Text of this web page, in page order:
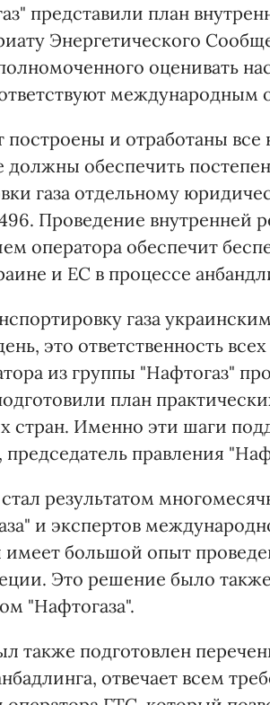
представили план
Энергетического
оценивать
международным
построены и отработаны
должны обеспечить
газа отдельному
Проведение внутренней
оператора обеспечит
и ЕС в процессе
газа
это ответственность
из группы "Нафтогаз"
план
стран. Именно эти шаги
правления
результатом
и экспертов
большой опыт
Это решение было также
"Нафтогаза".
также подготовлен
отвечает всем